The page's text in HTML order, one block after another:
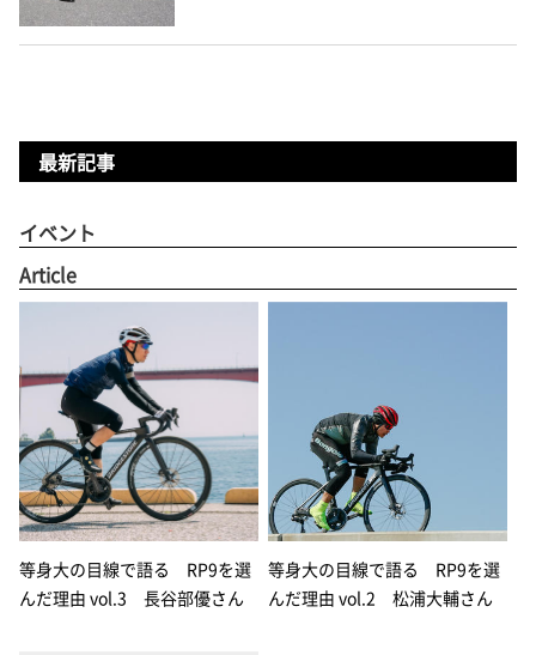
最新記事
イベント
Article
等身大の目線で語る RP9を選
んだ理由 vol.3 長谷部優さん
等身大の目線で語る RP9を選
んだ理由 vol.2 松浦大輔さん